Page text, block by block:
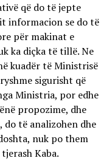
që do të jepte
informacion se do të
për makinat e
ka diçka të tillë. Ne
kuadër të Ministrisë
sigurisht që
Ministria, por edhe
propozime, dhe
të analizohen dhe
nuk po them
Kaba.